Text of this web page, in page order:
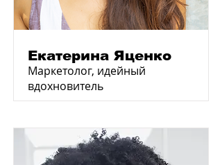
Екатерина Яценко
Маркетолог, идейный
вдохновитель